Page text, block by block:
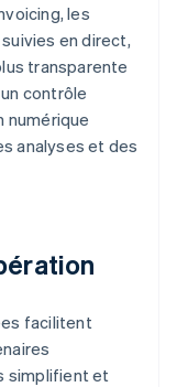
les
en direct,
transparente
contrôle
numérique
analyses et des
facilitent
simplifient et